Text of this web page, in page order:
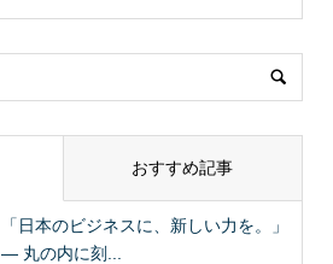
おすすめ記事
「日本のビジネスに、新しい力を。」
― 丸の内に刻...